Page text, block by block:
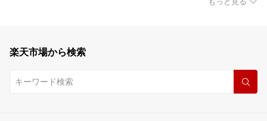
楽天市場から検索